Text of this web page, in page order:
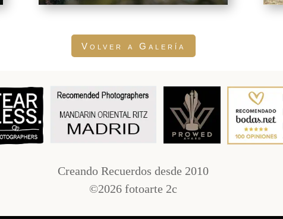
Volver a Galería
Creando Recuerdos desde 2010
©2026 fotoarte 2c